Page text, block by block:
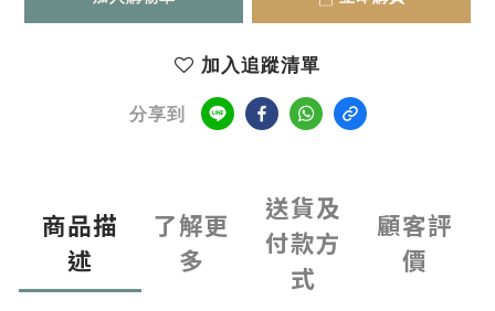
加入追蹤清單
分享到
商品描
述
了解更
多
送貨及
付款方
式
顧客評
價